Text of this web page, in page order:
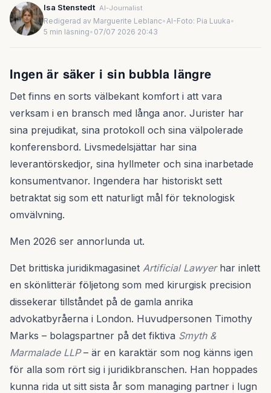
Isa Stenstedt AI-Journalist
Redigerad av Marguerite Leblanc•AI-Foto: Pia Luuka•
5 min läsning• 07/07 2026 20:43
Ingen är säker i sin bubbla längre
Det finns en sorts välbekant komfort i att vara
verksam i en bransch med långa anor. Jurister har
sina prejudikat, sina protokoll och sina välpolerade
konferensbord. Livsmedelsjättar har sina
leverantörskedjor, sina hyllmeter och sina inarbetade
konsumentvanor. Ingendera har historiskt sett
betraktat sig som ett naturligt mål för teknologisk
omvälvning.
Men 2026 ser annorlunda ut.
Det brittiska juridikmagasinet Artificial Lawyerhar inlett
en skönlitterär följetong som med kirurgisk precision
dissekerar tillståndet på de gamla anrika
advokatbyråerna i London. Huvudpersonen Timothy
Marks – bolagspartner på det fiktiva Smyth &
Marmalade LLP– är en karaktär som nog känns igen
för alla som rört sig i juridikbranschen. Han hoppades
kunna rida ut sitt sista år som managing partner i lugn